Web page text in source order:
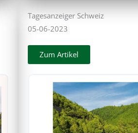
Tagesanzeiger Schweiz
05-06-2023
Zum Artikel